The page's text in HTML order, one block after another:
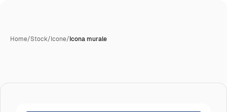
Home/Stock/Icone/Icona murale